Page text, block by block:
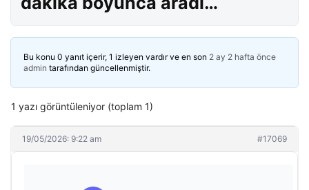
Bu konu 0 yanıt içerir, 1 izleyen vardır ve en son 2 ay 2 hafta önce
admin tarafından güncellenmiştir.
1 yazı görüntüleniyor (toplam 1)
19/05/2026: 9:22 am #17069